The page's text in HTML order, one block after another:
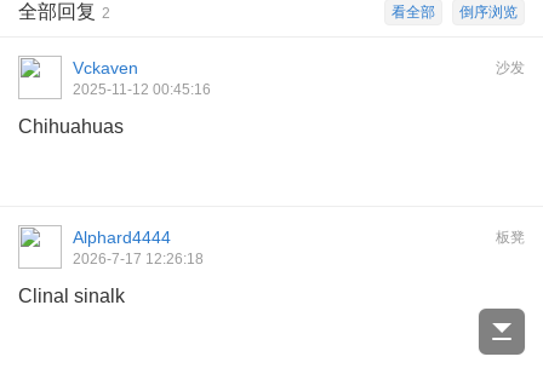
倒序浏览
看全部
全部回复 2
沙发
Vckaven
2025-11-12 00:45:16
Chihuahuas
板凳
Alphard4444
2026-7-17 12:26:18
Clinal sinalk